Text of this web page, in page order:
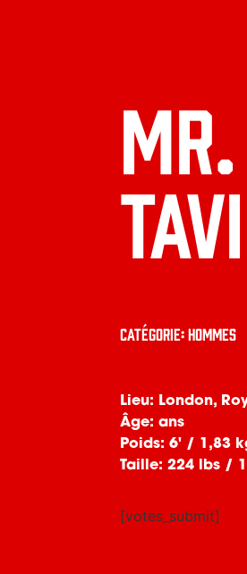
Mr.
Catégorie: Hommes
Lieu: London,
Âge: ans
Poids: 6' / 1,83
Taille: 224 lbs /
[votes_submit]